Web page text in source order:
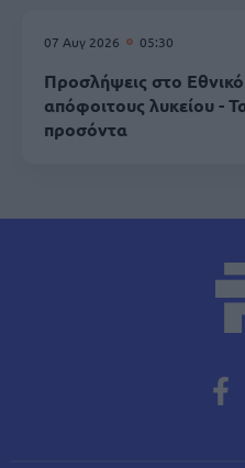
07 Αυγ 2026 05:30
Προσλήψεις στο
απόφοιτους λυκείου -
προσόντα